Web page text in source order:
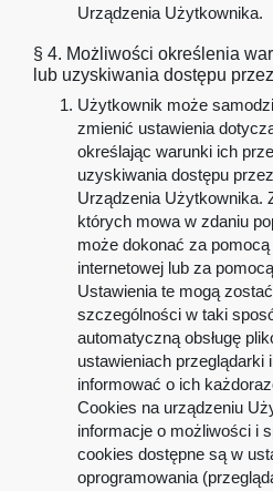
Urządzenia Użytkownika.
§ 4. Możliwości określenia
lub uzyskiwania dostępu
Użytkownik może
zmienić ustawienia
określając warunki ich
uzyskiwania dostępu
Urządzenia Użytkownika.
których mowa w zdaniu
może dokonać za
internetowej lub za
Ustawienia te mogą
szczególności w taki
automatyczną obsługę
ustawieniach przeglądarki
informować o ich
Cookies na urządzeniu
informacje o możliwości i
cookies dostępne są w
oprogramowania